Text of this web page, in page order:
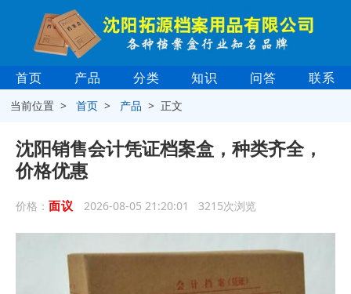
首页 产品 分类 知识 问答 联系
当前位置 >首页 > 产品 > 正文
沈阳销售会计凭证档案盒，种类齐全，
价格优惠
价格： 面议 2026-08-05 21:20:01 3215次浏览